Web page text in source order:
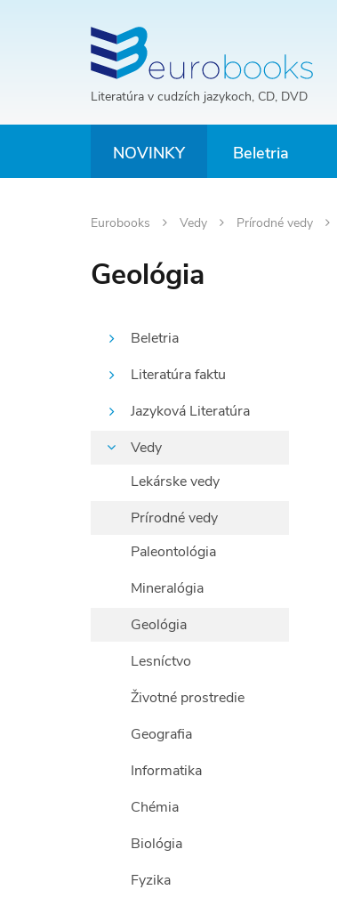
Literatúra v cudzích jazykoch, CD, DVD
NOVINKY Beletria
Eurobooks Vedy Prírodné vedy
Geológia
Beletria
Literatúra faktu
Jazyková Literatúra
Vedy
Lekárske vedy
Prírodné vedy
Paleontológia
Mineralógia
Geológia
Lesníctvo
Životné prostredie
Geografia
Informatika
Chémia
Biológia
Fyzika